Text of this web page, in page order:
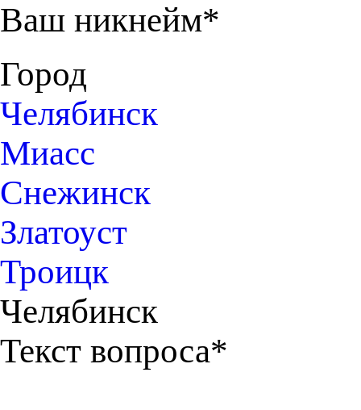
Ваш никнейм*
Город
Челябинск
Миасс
Снежинск
Златоуст
Троицк
Челябинск
Текст вопроса*